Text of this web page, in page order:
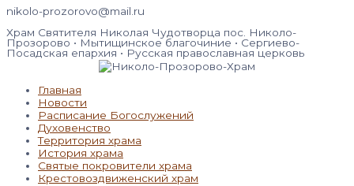
nikolo-prozorovo@mail.ru
Храм Святителя Николая Чудотворца пос. Николо-
Прозорово • Мытищинское благочиние • Сергиево-
Посадская епархия • Русская православная церковь
Главная
Новости
Расписание Богослужений
Духовенство
Территория храма
История храма
Святые покровители храма
Крестовоздвиженский храм